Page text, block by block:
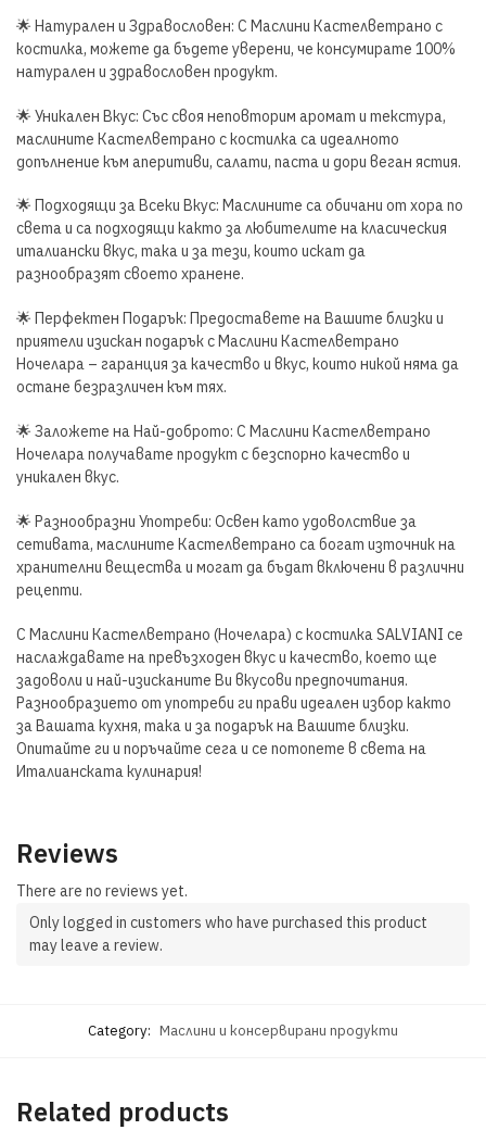
🌟 Натурален и Здравословен: С Маслини Кастелветрано с
костилка, можете да бъдете уверени, че консумирате 100%
натурален и здравословен продукт.
🌟 Уникален Вкус: Със своя неповторим аромат и текстура,
маслините Кастелветрано с костилка са идеалното
допълнение към аперитиви, салати, паста и дори веган ястия.
🌟 Подходящи за Всеки Вкус: Маслините са обичани от хора по
света и са подходящи както за любителите на класическия
италиански вкус, така и за тези, които искат да
разнообразят своето хранене.
🌟 Перфектен Подарък: Предоставете на Вашите близки и
приятели изискан подарък с Маслини Кастелветрано
Ночелара – гаранция за качество и вкус, които никой няма да
остане безразличен към тях.
🌟 Заложете на Най-доброто: С Маслини Кастелветрано
Ночелара получавате продукт с безспорно качество и
уникален вкус.
🌟 Разнообразни Употреби: Освен като удоволствие за
сетивата, маслините Кастелветрано са богат източник на
хранителни вещества и могат да бъдат включени в различни
рецепти.
С Маслини Кастелветрано (Ночелара) с костилка SALVIANI се
наслаждавате на превъзходен вкус и качество, което ще
задоволи и най-изисканите Ви вкусови предпочитания.
Разнообразието от употреби ги прави идеален избор както
за Вашата кухня, така и за подарък на Вашите близки.
Опитайте ги и поръчайте сега и се потопете в света на
Италианската кулинария!
Reviews
There are no reviews yet.
Only logged in customers who have purchased this product
may leave a review.
Category: Маслини и консервирани продукти
Related products